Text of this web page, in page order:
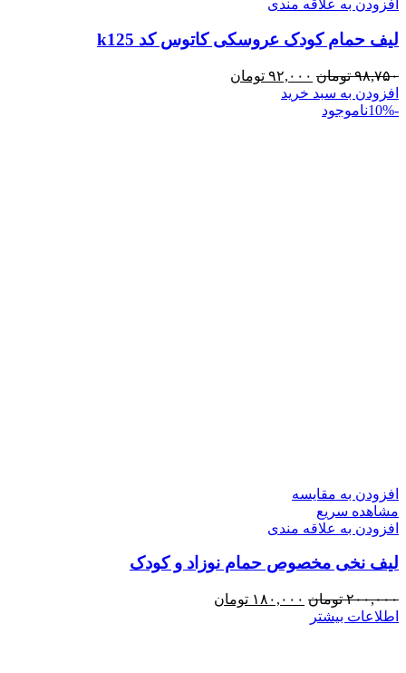
افزودن به علاقه مندی
لیف حمام کودک عروسکی کاتوس کد k125
۹۸,۷۵۰ تومان قیمت
اصلی:
۹۲,۰۰۰ تومان
افزودن به سبد خرید
-10%
ناموجود
افزودن به مقایسه
مشاهده سریع
افزودن به علاقه مندی
لیف نخی مخصوص حمام نوزاد و کودک
۲۰۰,۰۰۰ تومان قیمت
۱۸۰,۰۰۰ تومان
اطلاعات بیشتر